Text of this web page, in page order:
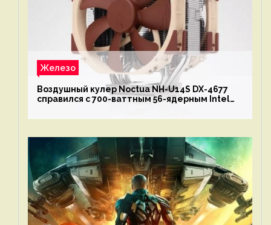
Железо
Воздушный кулер Noctua NH-U14S DX-4677
справился с 700-ваттным 56-ядерным Intel